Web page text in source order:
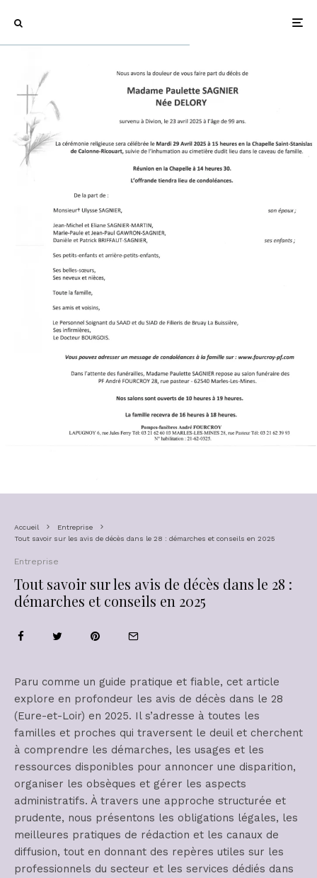
Accueil
Entreprise
Tout savoir sur les avis de décès dans le 28 : démarches et conseils en 2025
Entreprise
Tout savoir sur les avis de décès dans le 28 :
démarches et conseils en 2025
Paru comme un guide pratique et fiable, cet article
explore en profondeur les avis de décès dans le 28
(Eure-et-Loir) en 2025. Il s’adresse à toutes les
familles et proches qui traversent le deuil et cherchent
à comprendre les démarches, les usages et les
ressources disponibles pour annoncer une disparition,
organiser les obsèques et gérer les aspects
administratifs. À travers une approche structurée et
prudente, nous présentons les obligations légales, les
meilleures pratiques de rédaction et les canaux de
diffusion, tout en donnant des repères utiles sur les
professionnels du secteur et les services dédiés dans